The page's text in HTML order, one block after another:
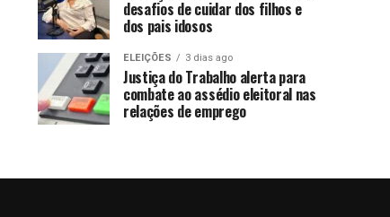
desafios de cuidar dos filhos e
dos pais idosos
ELEIÇÕES 3 dias ago
Justiça do Trabalho alerta para
combate ao assédio eleitoral nas
relações de emprego